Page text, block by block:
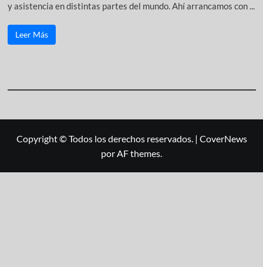
y asistencia en distintas partes del mundo. Ahí arrancamos con ...
Leer Más
Copyright © Todos los derechos reservados. | CoverNews
por AF themes.